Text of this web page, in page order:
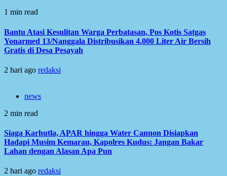
1 min read
Bantu Atasi Kesulitan Warga Perbatasan, Pos Kotis Satgas
Yonarmed 13/Nanggala Distribusikan 4.000 Liter Air Bersih
Gratis di Desa Pesayah
2 hari ago redaksi
news
2 min read
Siaga Karhutla, APAR hingga Water Cannon Disiapkan
Hadapi Musim Kemarau, Kapolres Kudus: Jangan Bakar
Lahan dengan Alasan Apa Pun
2 hari ago redaksi